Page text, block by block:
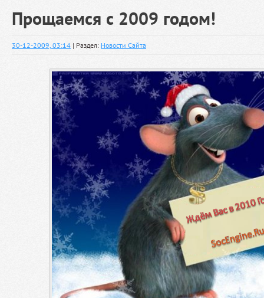
Прощаемся с 2009 годом!
30-12-2009, 03:14 | Раздел: Новости Сайта